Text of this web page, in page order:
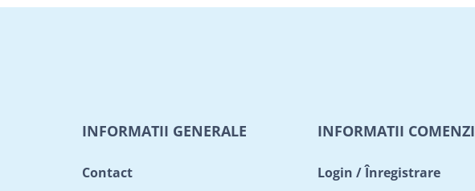
INFORMATII GENERALE
Contact
INFORMATII COMENZI
Login / Înregistrare